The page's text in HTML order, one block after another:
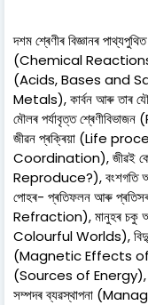
দশম শ্ৰেণীৰ বিজ্ঞানৰ
(Chemical Reactions
(Acids, Bases and
Metals), কাৰ্বন আৰু
মৌলৰ পৰ্যাবৃত্ত
জীৱন প্ৰক্ৰিয়া (Life
Coordination), জীৱই
Reproduce?),
পোহৰ- প্ৰতিফলন আৰু
Refraction), মানুহৰ চকু
Colourful Worlds),
(Magnetic Effects of
(Sources of Energy),
সম্পদৰ ব্যৱস্থাপনা